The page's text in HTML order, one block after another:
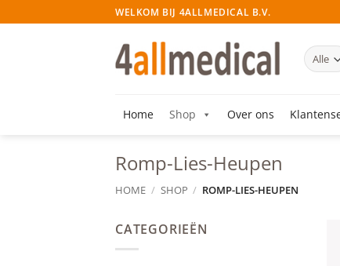
naar
WELKOM BIJ 4ALLMEDICAL B.V.
Home Shop Over ons
Romp-Lies-Heupen
HOME / SHOP / ROMP-LIES-HEUPEN
CATEGORIEËN